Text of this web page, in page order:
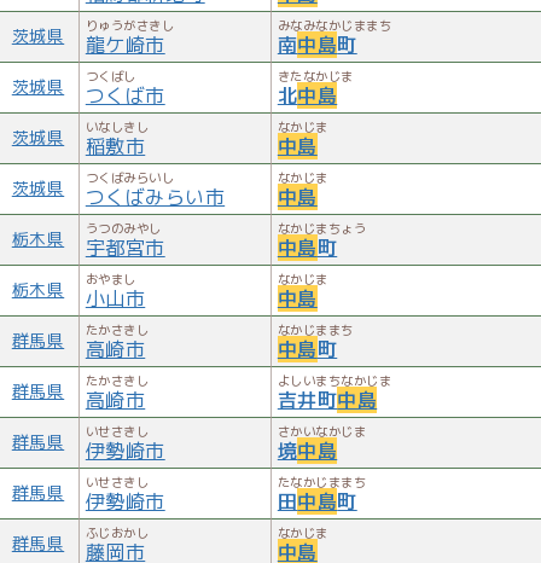
茨城県 りゅうがさきし
龍ケ崎市
みなみなかじままち
南中島町
茨城県 つくばし
つくば市
きたなかじま
北中島
茨城県 いなしきし
稲敷市
なかじま
中島
茨城県 つくばみらいし
つくばみらい市
なかじま
中島
栃木県 うつのみやし
宇都宮市
なかじまちょう
中島町
栃木県 おやまし
小山市
なかじま
中島
群馬県 たかさきし
高崎市
なかじままち
中島町
群馬県 たかさきし
高崎市
よしいまちなかじま
吉井町中島
群馬県 いせさきし
伊勢崎市
さかいなかじま
境中島
群馬県 いせさきし
伊勢崎市
たなかじままち
田中島町
群馬県 ふじおかし
藤岡市
なかじま
中島